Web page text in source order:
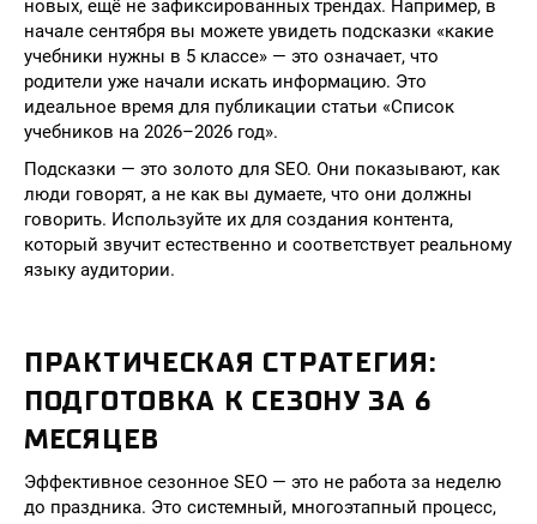
новых, ещё не зафиксированных трендах. Например, в
начале сентября вы можете увидеть подсказки «какие
учебники нужны в 5 классе» — это означает, что
родители уже начали искать информацию. Это
идеальное время для публикации статьи «Список
учебников на 2026–2026 год».
Подсказки — это золото для SEO. Они показывают, как
люди говорят, а не как вы думаете, что они должны
говорить. Используйте их для создания контента,
который звучит естественно и соответствует реальному
языку аудитории.
ПРАКТИЧЕСКАЯ СТРАТЕГИЯ:
ПОДГОТОВКА К СЕЗОНУ ЗА 6
МЕСЯЦЕВ
Эффективное сезонное SEO — это не работа за неделю
до праздника. Это системный, многоэтапный процесс,